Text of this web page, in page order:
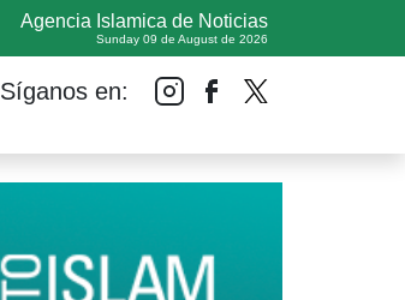
Agencia Islamica de Noticias
Sunday 09 de August de 2026
Síganos en: